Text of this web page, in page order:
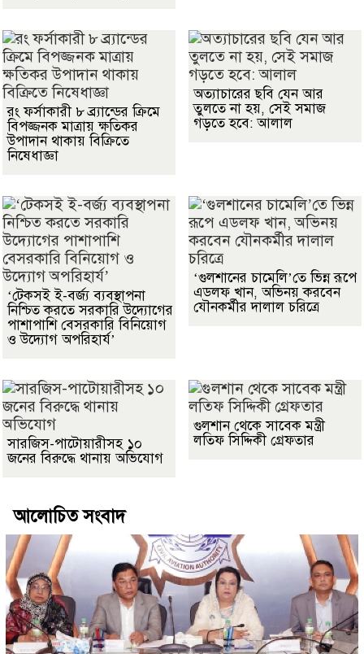
রং ফর্সাকারী ৮ ব্র্যান্ডের ক্রিমে
বিপজ্জনক মাত্রায় ক্ষতিকর
উপাদান থাকায় বিক্রিতে
নিষেধাজ্ঞা
অত্যাচারের ছবি যেন আর
তুলতে না হয়, সেই সমাজ
গড়তে হবে: আলাল
‘টেকসই ই-বর্জ্য ব্যবস্থাপনা
নিশ্চিত করতে সরকারি উদ্যোগের
পাশাপাশি বেসরকারি বিনিয়োগ
ও উদ্যোগ অপরিহার্য’
‘গুলশানের চামেলি’তে ভিন্ন রূপে
এডলফ খান, অভিনয় করবেন
যৌনকর্মীর দালাল চরিত্রে
সারজিস-পাটোয়ারীসহ ১০
জনের বিরুদ্ধে থানায় অভিযোগ
গুলশান থেকে সাবেক মন্ত্রী
লতিফ সিদ্দিকী গ্রেফতার
আলোচিত সংবাদ